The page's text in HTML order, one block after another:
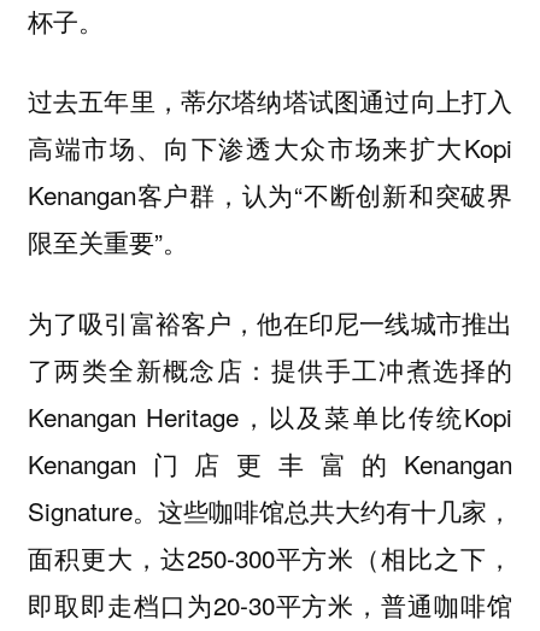
杯子。
过去五年里，蒂尔塔纳塔试图通过向上打入
高端市场、向下渗透大众市场来扩大Kopi
Kenangan客户群，认为“不断创新和突破界
限至关重要”。
为了吸引富裕客户，他在印尼一线城市推出
了两类全新概念店：提供手工冲煮选择的
Kenangan Heritage，以及菜单比传统Kopi
Kenangan门店更丰富的Kenangan
Signature。这些咖啡馆总共大约有十几家，
面积更大，达250-300平方米（相比之下，
即取即走档口为20-30平方米，普通咖啡馆